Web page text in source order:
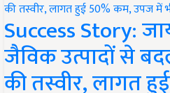
Success Story:
जैविक उत्पादों से
की तस्वीर, लागत